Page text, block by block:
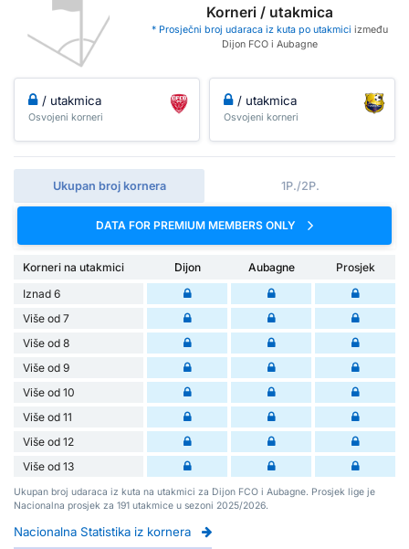
Korneri / utakmica
* Prosječni broj udaraca iz kuta po utakmici između
Dijon FCO i Aubagne
/ utakmica
Osvojeni korneri
/ utakmica
Osvojeni korneri
Ukupan broj kornera 1P./2P.
DATA FOR PREMIUM MEMBERS ONLY
Korneri na utakmici Dijon Aubagne
Prosjek
Iznad 6
Više od 7
Više od 8
Više od 9
Više od 10
Više od 11
Više od 12
Više od 13
Ukupan broj udaraca iz kuta na utakmici za Dijon FCO i Aubagne. Prosjek lige je
Nacionalna prosjek za 191 utakmice u sezoni 2025/2026.
Nacionalna Statistika iz kornera